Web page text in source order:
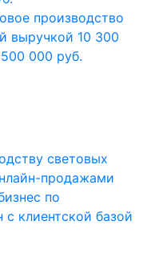
производство
выручкой 10 300
000 руб.
по
с клиентской базой